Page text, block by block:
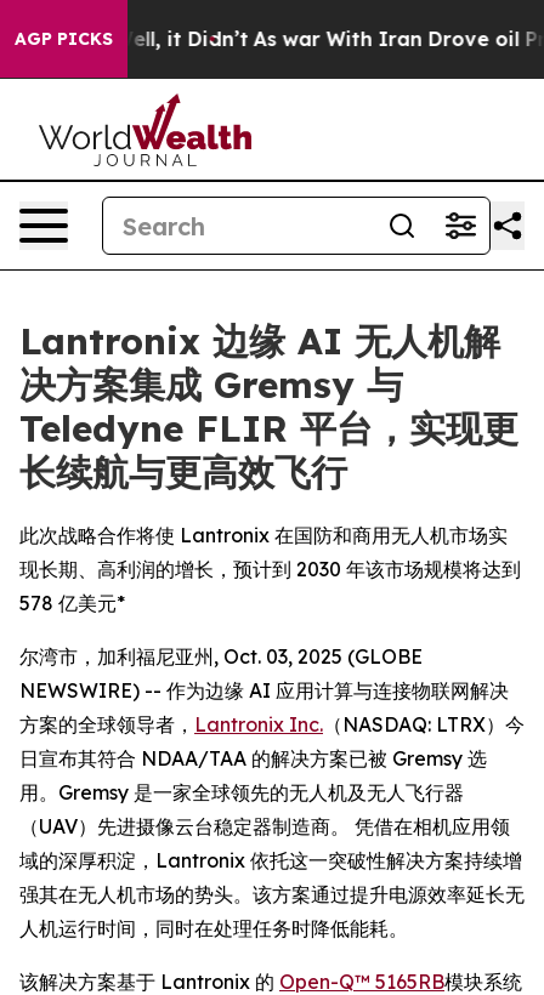
AGP PICKS
Well, it Didn’t As war With Iran Drove oil Prices
Lantronix 边缘 AI 无人机解
决方案集成 Gremsy 与
Teledyne FLIR 平台，实现更
长续航与更高效飞行
此次战略合作将使 Lantronix 在国防和商用无人机市场实
现长期、高利润的增长，预计到 2030 年该市场规模将达到
578 亿美元*
尔湾市，加利福尼亚州, Oct. 03, 2025 (GLOBE
NEWSWIRE) -- 作为边缘 AI 应用计算与连接物联网解决
方案的全球领导者， Lantronix Inc. （NASDAQ: LTRX）今
日宣布其符合 NDAA/TAA 的解决方案已被 Gremsy 选
用。Gremsy 是一家全球领先的无人机及无人飞行器
（UAV）先进摄像云台稳定器制造商。 凭借在相机应用领
域的深厚积淀，Lantronix 依托这一突破性解决方案持续增
强其在无人机市场的势头。该方案通过提升电源效率延长无
人机运行时间，同时在处理任务时降低能耗。
该解决方案基于 Lantronix 的 Open-Q™ 5165RB模块系统